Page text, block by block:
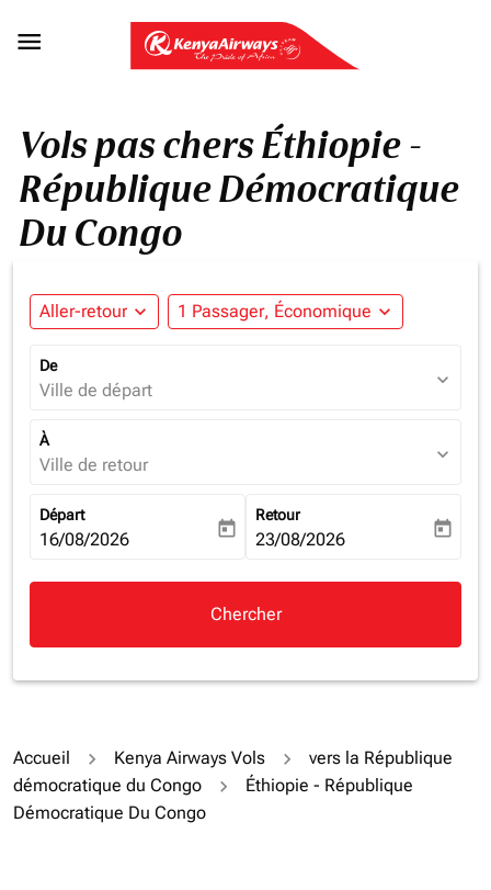

Vols pas chers Éthiopie -
République Démocratique
Du Congo
Aller-retour expand_more 1 Passager, Économique expand_more
De
Ville de départ expand_more
À
Ville de retour expand_more
Départ
fc-booking-departure-date-aria-label
16/08/2026 today
Retour
fc-booking-return-date-aria-
23/08/2026 today
Chercher
Accueil Kenya Airways Vols
vers la République
démocratique du Congo
Éthiopie - République
Démocratique Du Congo